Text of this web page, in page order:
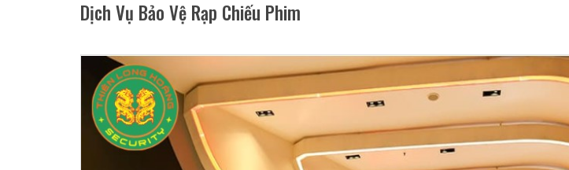
Dịch Vụ Bảo Vệ Rạp Chiếu Phim